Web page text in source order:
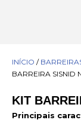
INÍCIO /
BARREIRA SISNID
KIT
Principais